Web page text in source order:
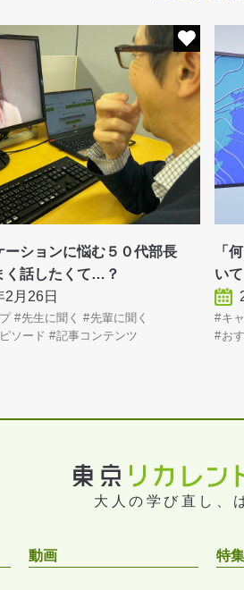
ーションに悩む５０代部長
く話したくて…？
2月26日
先生に聞く
先輩に聞く
ソード
記事コンテンツ
「
い
キ
お
大人の学び直し、
動画 特